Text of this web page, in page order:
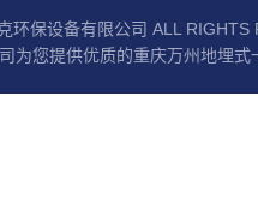
环保设备有限公司 ALL RIGHTS
为您提供优质的重庆万州地埋